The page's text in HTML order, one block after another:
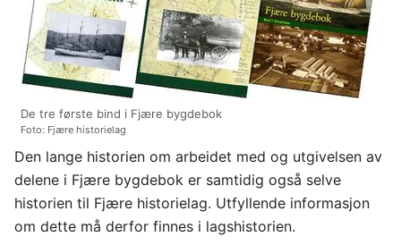
De tre første bind i Fjære bygdebok
Foto: Fjære historielag
Den lange historien om arbeidet med og utgivelsen av
delene i Fjære bygdebok er samtidig også selve
historien til Fjære historielag. Utfyllende informasjon
om dette må derfor finnes i lagshistorien.